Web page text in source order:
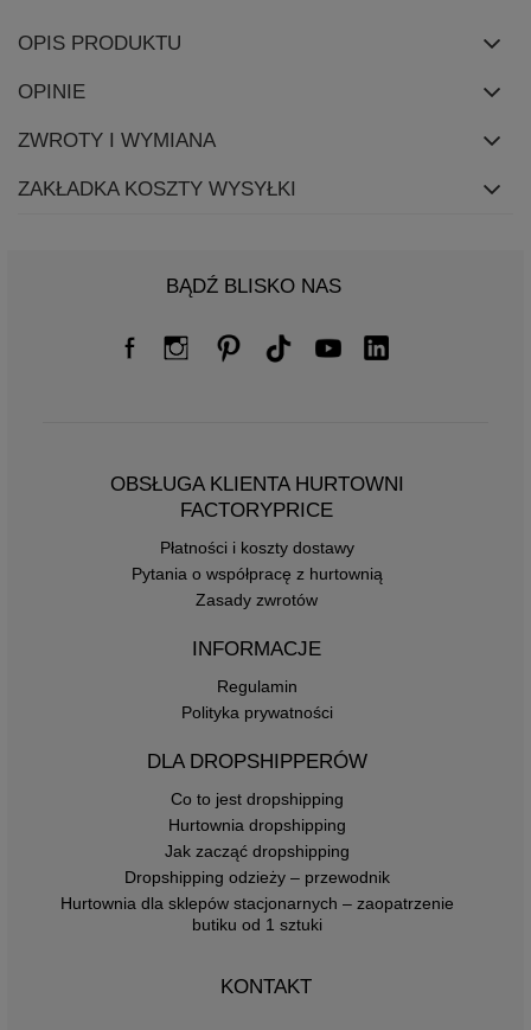
OPIS PRODUKTU
OPINIE
ZWROTY I WYMIANA
ZAKŁADKA KOSZTY WYSYŁKI
BĄDŹ BLISKO NAS
OBSŁUGA KLIENTA HURTOWNI
FACTORYPRICE
Płatności i koszty dostawy
Pytania o współpracę z hurtownią
Zasady zwrotów
INFORMACJE
Regulamin
Polityka prywatności
DLA DROPSHIPPERÓW
Co to jest dropshipping
Hurtownia dropshipping
Jak zacząć dropshipping
Dropshipping odzieży – przewodnik
Hurtownia dla sklepów stacjonarnych – zaopatrzenie
butiku od 1 sztuki
KONTAKT